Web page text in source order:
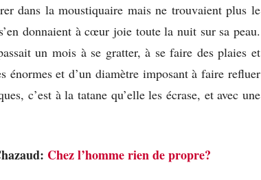
dans la moustiquaire mais ne trouvaient plus le
donnaient à cœur joie toute la nuit sur sa peau.
un mois à se gratter, à se faire des plaies et
énormes et d’un diamètre imposant à faire refluer
c’est à la tatane qu’elle les écrase, et avec une
Chez l’homme rien de propre?